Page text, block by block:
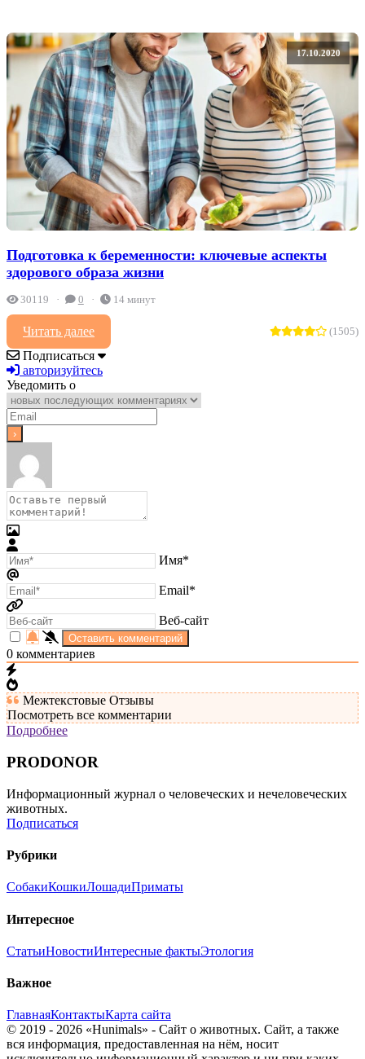
17.10.2020
Подготовка к беременности: ключевые аспекты
здорового образа жизни
30119 0 14 минут
Читать далее (1505)
Подписаться
авторизуйтесь
Уведомить о
Имя*
Email*
Веб-сайт
0 комментариев
Межтекстовые Отзывы
Посмотреть все комментарии
Подробнее
PRODONOR
Информационный журнал о человеческих и нечеловеческих
животных.
Подписаться
Рубрики
СобакиКошкиЛошадиПриматы
Интересное
СтатьиНовостиИнтересные фактыЭтология
Важное
ГлавнаяКонтактыКарта сайта
© 2019 - 2026 «Hunimals» - Сайт о животных. Сайт, а также
вся информация, предоставленная на нём, носит